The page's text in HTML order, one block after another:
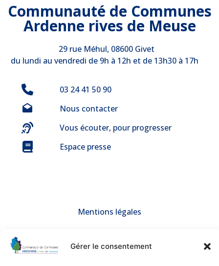
Gérer le consentement
Communauté de Communes
Ardenne rives de Meuse
29 rue Méhul, 08600 Givet
du lundi au vendredi de 9h à 12h et de 13h30 à 17h
03 24 41 50 90
Nous contacter
Vous écouter, pour progresser
Espace presse
Mentions légales
© 2025 Communauté de Communes ARDENNE rives de meuse –
Tous droits réservés
Une création deBGF Communication